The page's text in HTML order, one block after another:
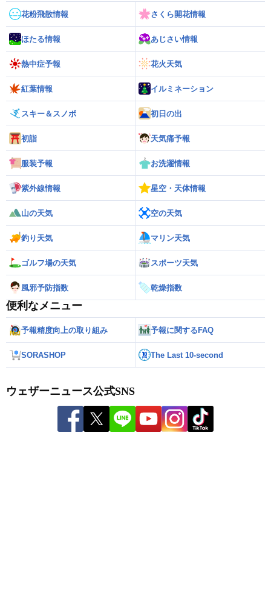
花粉飛散情報 さくら開花情報
ほたる情報 あじさい情報
熱中症予報 花火天気
紅葉情報 イルミネーション
スキー＆スノボ 初日の出
初詣 天気痛予報
服装予報 お洗濯情報
紫外線情報 星空・天体情報
山の天気 空の天気
釣り天気 マリン天気
ゴルフ場の天気 スポーツ天気
風邪予防指数 乾燥指数
便利なメニュー
予報精度向上の取り組み 予報に関するFAQ
SORASHOP The Last 10-second
ウェザーニュース公式SNS